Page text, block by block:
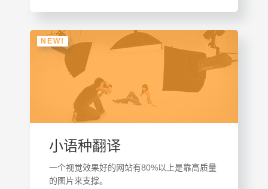
NEW!
小语种翻译
一个视觉效果好的网站有80%以上是靠高质量
的图片来支撑。